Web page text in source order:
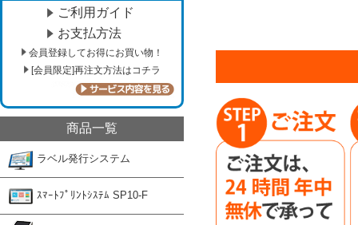
ご利用ガイド
お支払方法
会員登録してお得にお買い物！
[会員限定]再注文方法はコチラ
商品一覧
ラベル発行システム
ｽﾏｰﾄﾌﾟﾘﾝﾄｼｽﾃﾑ SP10-F